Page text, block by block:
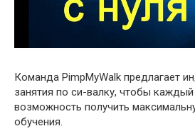
Команда PimpMyWalk предлагает
занятия по си-валку, чтобы
возможность получить
обучения.